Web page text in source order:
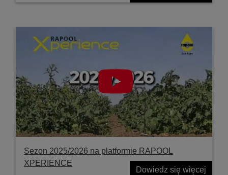
Sezon 2025/2026 na platformie RAPOOL
XPERIENCE
Dowiedz się więcej